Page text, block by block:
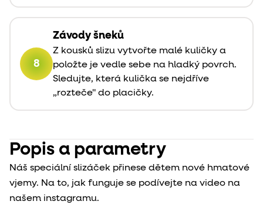
8
Závody šneků
Z kousků slizu vytvořte malé kuličky a
položte je vedle sebe na hladký povrch.
Sledujte, která kulička se nejdříve
„rozteče" do placičky.
Popis a parametry
Náš speciální slizáček přinese dětem nové hmatové
vjemy. Na to, jak funguje se podívejte na video na
našem instagramu.